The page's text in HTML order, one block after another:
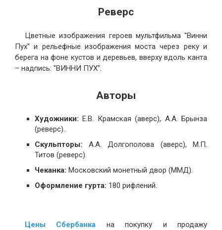
Реверс
Цветные изображения героев мультфильма "Винни
Пух" и рельефные изображения моста через реку и
берега на фоне кустов и деревьев, вверху вдоль канта
– надпись: "ВИННИ ПУХ".
Авторы
Художники: Е.В. Крамская (аверс), А.А. Брынза
(реверс).
Скульпторы: А.А. Долгополова (аверс), М.П.
Титов (реверс).
Чеканка: Московский монетный двор (ММД).
Оформление гурта: 180 рифлений.
Цены Сбербанка на покупку и продажу